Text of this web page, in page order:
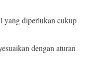
yang diperlukan cukup
dengan aturan